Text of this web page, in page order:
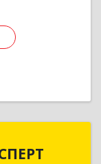
ЭКСПЕРТ